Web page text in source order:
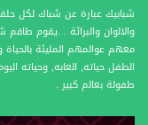
شبابيك عبارة عن شباك لكل
والالوان والبرائة . .يقوم
معهم عوالمهم المليئة بالحياة
الطفل حياته, العابه, وحياته
طفولة بعالم كبير .